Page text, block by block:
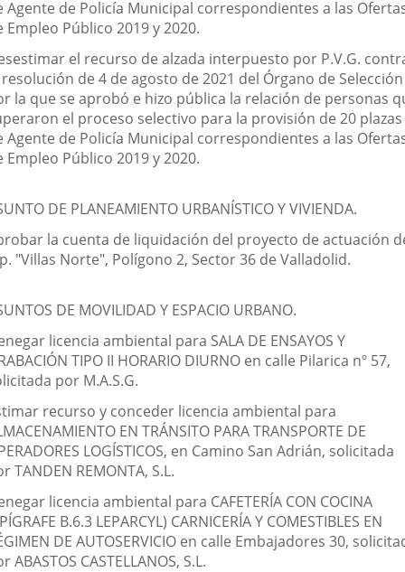
Agente de Policía Municipal correspondientes a las
Empleo Público 2019 y 2020.
el recurso de alzada interpuesto por P.V.G.
de 4 de agosto de 2021 del Órgano de Selección
la que se aprobó e hizo pública la relación de personas
el proceso selectivo para la provisión de 20 plazas
Agente de Policía Municipal correspondientes a las
Empleo Público 2019 y 2020.
DE PLANEAMIENTO URBANÍSTICO Y VIVIENDA.
la cuenta de liquidación del proyecto de actuación
"Villas Norte", Polígono 2, Sector 36 de Valladolid.
DE MOVILIDAD Y ESPACIO URBANO.
licencia ambiental para SALA DE ENSAYOS Y
TIPO II HORARIO DIURNO en calle Pilarica nº 57,
por M.A.S.G.
recurso y conceder licencia ambiental para
EN TRÁNSITO PARA TRANSPORTE DE
LOGÍSTICOS, en Camino San Adrián, solicitada
TANDEN REMONTA, S.L.
licencia ambiental para CAFETERÍA CON COCINA
B.6.3 LEPARCYL) CARNICERÍA Y COMESTIBLES EN
DE AUTOSERVICIO en calle Embajadores 30,
ABASTOS CASTELLANOS, S.L.